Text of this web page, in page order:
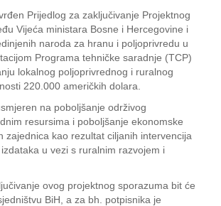
Prijedlog za zaključivanje Projektnog
Vijeća ministara Bosne i Hercegovine i
naroda za hranu i poljoprivredu u
Programa tehničke saradnje (TCP)
lokalnog poljoprivrednog i ruralnog
220.000 američkih dolara.
na poboljšanje održivog
resursima i poboljšanje ekonomske
zajednica kao rezultat ciljanih intervencija
u vezi s ruralnim razvojem i
ovog projektnog sporazuma bit će
BiH, a za bh. potpisnika je